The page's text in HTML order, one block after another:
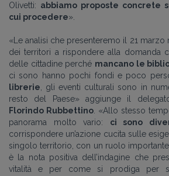
Olivetti: abbiamo proposte concrete
cui procedere».
«Le analisi che presenteremo il 21 marzo
dei territori a rispondere alla domanda
delle cittadine perché mancano le
ci sono hanno pochi fondi e poco
librerie , gli eventi culturali sono in
resto del Paese» aggiunge il
Florindo Rubbettino. «Allo stesso
panorama molto vario: ci sono
corrispondere un’azione cucita sulle
singolo territorio, con un ruolo
è la nota positiva dell’indagine che
vitalità e per come si prodiga per